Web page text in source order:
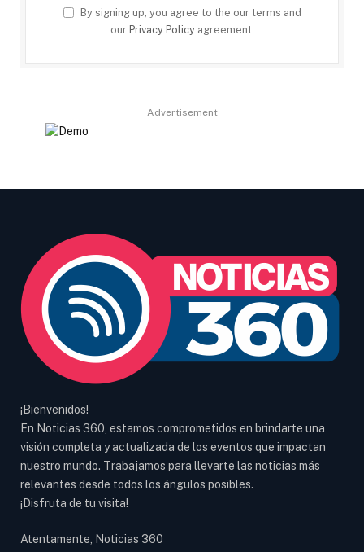
By signing up, you agree to the our terms and
our Privacy Policyagreement.
Advertisement
¡Bienvenidos!
En Noticias 360, estamos comprometidos en brindarte una
visión completa y actualizada de los eventos que impactan
nuestro mundo. Trabajamos para llevarte las noticias más
relevantes desde todos los ángulos posibles.
¡Disfruta de tu visita!
Atentamente, Noticias 360